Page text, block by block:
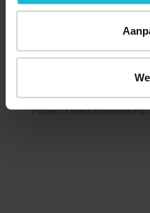
© 2026
Forten.nl wordt ondersteund